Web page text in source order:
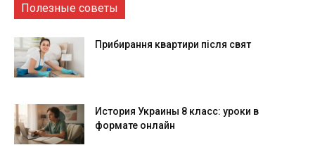
Полезные советы
Прибирання квартири після свят
История Украины 8 класс: уроки в
формате онлайн